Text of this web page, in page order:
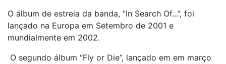
O álbum de estreia da banda, “In Search Of...”, foi
lançado na Europa em Setembro de 2001 e
mundialmente em 2002.
O segundo álbum “Fly or Die”, lançado em em março